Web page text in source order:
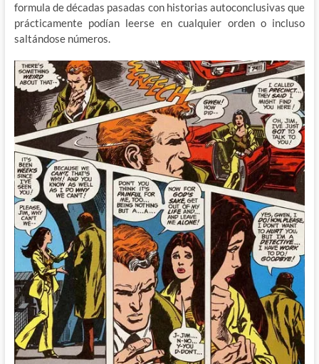
formula de décadas pasadas con historias autoconclusivas que
prácticamente podían leerse en cualquier orden o incluso
saltándose números.